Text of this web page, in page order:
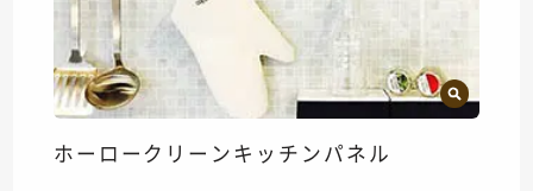
ホーロークリーンキッチンパネル